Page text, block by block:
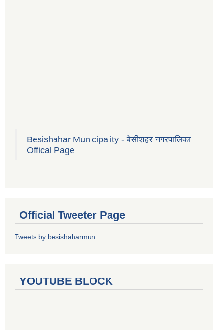
Besishahar Municipality - बेसीशहर नगरपालिका
Offical Page
Official Tweeter Page
Tweets by besishaharmun
YOUTUBE BLOCK